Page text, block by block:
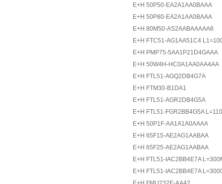
E+H 50P50-EA2A1AA0BAAA
E+H 50P80-EA2A1AA0BAAA
E+H 80M50-AS2AABAAAAA8
E+H FTC51-AG1AA51C4
E+H PMP75-5AA1P21D4GAAA
E+H 50W4H-HC0A1AA0AA4AA
E+H FTL51-AGQ2DB4G7A
E+H FTM30-B1DA1
E+H FTL51-AGR2DB4G5A
E+H FTL51-FGR2BB4G5A
E+H 50P1F-AA1A1A0AAAA
E+H 65F15-AE2AG1AABAA
E+H 65F25-AE2AG1AABAA
E+H FTL51-IAC2BB4E7A
E+H FTL51-IAC2BB4E7A